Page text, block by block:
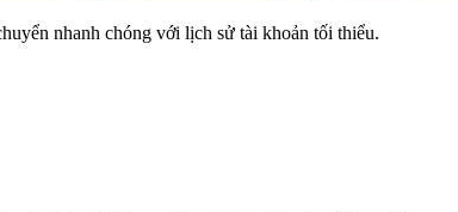
nhanh chóng với lịch sử tài khoản tối thiểu.